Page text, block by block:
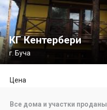
КГ Кентербери
г. Буча
Цена
Все дома и участки проданы